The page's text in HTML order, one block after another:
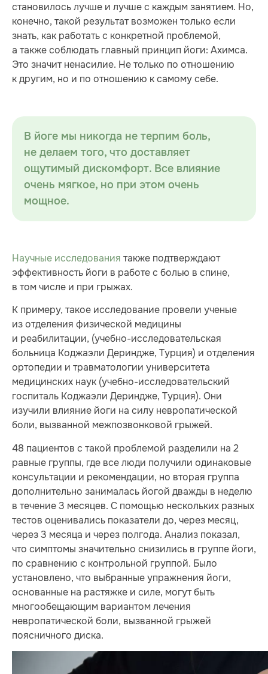
становилось лучше и лучше с каждым занятием. Но,
конечно, такой результат возможен только если
знать, как работать с конкретной проблемой,
а также соблюдать главный принцип йоги: Ахимса.
Это значит ненасилие. Не только по отношению
к другим, но и по отношению к самому себе.
В йоге мы никогда не терпим боль,
не делаем того, что доставляет
ощутимый дискомфорт. Все влияние
очень мягкое, но при этом очень
мощное.
Научные исследования также подтверждают
эффективность йоги в работе с болью в спине,
в том числе и при грыжах.
К примеру, такое исследование провели ученые
из отделения физической медицины
и реабилитации, (учебно-исследовательская
больница Коджаэли Дериндже, Турция) и отделения
ортопедии и травматологии университета
медицинских наук (учебно-исследовательский
госпиталь Коджаэли Дериндже, Турция). Они
изучили влияние йоги на силу невропатической
боли, вызванной межпозвонковой грыжей.
48 пациентов с такой проблемой разделили на 2
равные группы, где все люди получили одинаковые
консультации и рекомендации, но вторая группа
дополнительно занималась йогой дважды в неделю
в течение 3 месяцев. С помощью нескольких разных
тестов оценивались показатели до, через месяц,
через 3 месяца и через полгода. Анализ показал,
что симптомы значительно снизились в группе йоги,
по сравнению с контрольной группой. Было
установлено, что выбранные упражнения йоги,
основанные на растяжке и силе, могут быть
многообещающим вариантом лечения
невропатической боли, вызванной грыжей
поясничного диска.